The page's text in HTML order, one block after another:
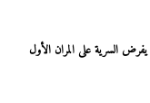
السرية على المران الأول